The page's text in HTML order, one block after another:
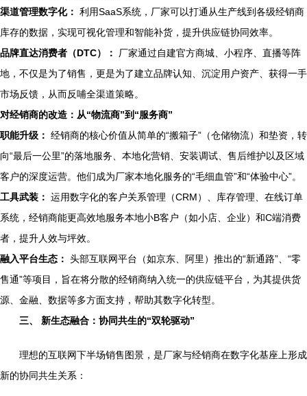
渠道管理数字化： 利用SaaS系统，厂家可以打通从生产线到各级经销商
库存的数据，实现可视化管理和智能补货，提升供应链协同效率。
品牌直达消费者（DTC）：
厂家通过自建官方商城、小程序、直播等阵
地，不仅是为了销售，更是为了建立品牌认知、沉淀用户资产、获得一手
市场反馈，从而反哺全渠道策略。
对经销商的改造：从“物流商”到“服务商”
职能升级： 经销商的核心价值从简单的“搬箱子”（仓储物流）和垫资，转
向“最后一公里”的落地服务、本地化营销、安装调试、售后维护以及区域
客户的深度运营。他们成为厂家本地化服务的“毛细血管”和“体验中心”。
工具武装： 运用数字化的客户关系管理（CRM）、库存管理、在线订单
系统，经销商能更高效地服务本地小B客户（如小店、企业）和C端消费
者，提升人效与坪效。
融入平台生态： 头部互联网平台（如京东、阿里）推出的“新通路”、“零
售通”等项目，旨在将分散的经销商纳入统一的供应链平台，为其提供货
源、金融、数据等多方面支持，帮助其数字化转型。
三、 新生态融合：协同共生的“双轮驱动”
理想的互联网下半场销售图景，是厂家与经销商在数字化基座上形成
新的协同共生关系：